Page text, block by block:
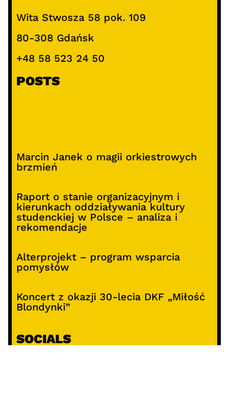
Wita Stwosza 58 pok. 109
80-308 Gdańsk
+48 58 523 24 50
POSTS
Marcin Janek o magii orkiestrowych
brzmień
Raport o stanie organizacyjnym i
kierunkach oddziaływania kultury
studenckiej w Polsce – analiza i
rekomendacje
Alterprojekt – program wsparcia
pomysłów
Koncert z okazji 30-lecia DKF „Miłość
Blondynki”
SOCIALS